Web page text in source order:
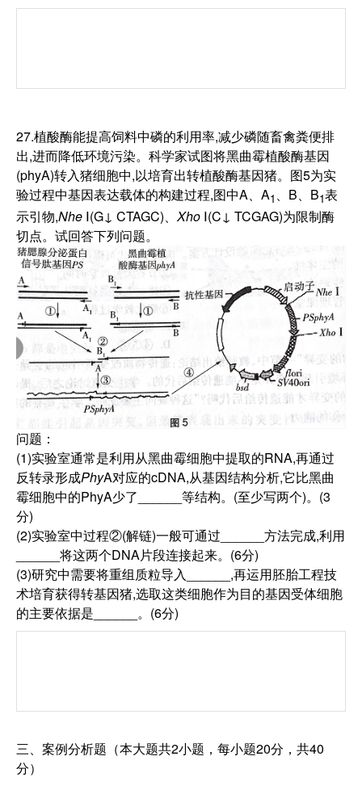
27.植酸酶能提高饲料中磷的利用率,减少磷随畜禽粪便排
出,进而降低环境污染。科学家试图将黑曲霉植酸酶基因
(phyA)转入猪细胞中,以培育出转植酸酶基因猪。图5为实
验过程中基因表达载体的构建过程,图中A、A1 、B、B1表
示引物,Nhe Ⅰ(G↓ CTAGC)、Xho Ⅰ(C↓ TCGAG)为限制酶
切点。试回答下列问题。
问题：
(1)实验室通常是利用从黑曲霉细胞中提取的RNA,再通过
反转录形成PhyA对应的cDNA,从基因结构分析,它比黑曲
霉细胞中的PhyA少了______等结构。(至少写两个)。(3
分)
(2)实验室中过程②(解链)一般可通过______方法完成,利用
______将这两个DNA片段连接起来。(6分)
(3)研究中需要将重组质粒导入______,再运用胚胎工程技
术培育获得转基因猪,选取这类细胞作为目的基因受体细胞
的主要依据是______。(6分)
三、案例分析题（本大题共2小题，每小题20分，共40
分）